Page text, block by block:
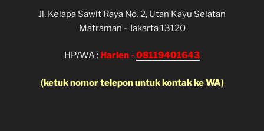
Jl. Kelapa Sawit Raya No. 2, Utan Kayu Selatan
Matraman - Jakarta 13120
HP/WA : Harlen - 08119401643
(ketuk nomor telepon untuk kontak ke WA)